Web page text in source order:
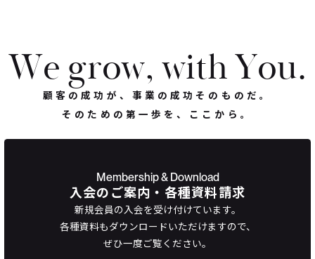
We grow, withYou.
顧客の成功が、事業の成功そのものだ。
そのための第一歩を、ここから。
Membership & Download
入会のご案内・各種資料請求
新規会員の入会を受け付けています。
各種資料もダウンロードいただけますので、
ぜひ一度ご覧ください。